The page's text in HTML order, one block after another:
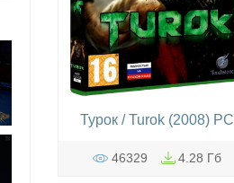
Турок / Turok (2008) PC
46329 4.28 Гб